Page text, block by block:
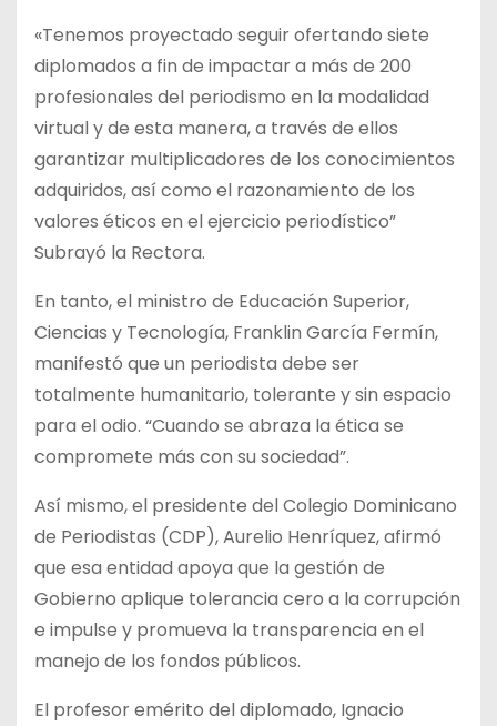
«Tenemos proyectado seguir ofertando siete
diplomados a fin de impactar a más de 200
profesionales del periodismo en la modalidad
virtual y de esta manera, a través de ellos
garantizar multiplicadores de los conocimientos
adquiridos, así como el razonamiento de los
valores éticos en el ejercicio periodístico”
Subrayó la Rectora.
En tanto, el ministro de Educación Superior,
Ciencias y Tecnología, Franklin García Fermín,
manifestó que un periodista debe ser
totalmente humanitario, tolerante y sin espacio
para el odio. “Cuando se abraza la ética se
compromete más con su sociedad”.
Así mismo, el presidente del Colegio Dominicano
de Periodistas (CDP), Aurelio Henríquez, afirmó
que esa entidad apoya que la gestión de
Gobierno aplique tolerancia cero a la corrupción
e impulse y promueva la transparencia en el
manejo de los fondos públicos.
El profesor emérito del diplomado, Ignacio